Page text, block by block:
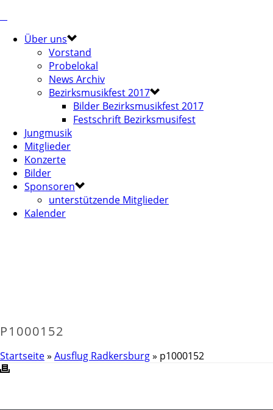
Über uns
Vorstand
Probelokal
News Archiv
Bezirksmusikfest 2017
Bilder Bezirksmusikfest 2017
Festschrift Bezirksmusifest
Jungmusik
Mitglieder
Konzerte
Bilder
Sponsoren
unterstützende Mitglieder
Kalender
P1000152
Startseite» Ausflug Radkersburg» p1000152